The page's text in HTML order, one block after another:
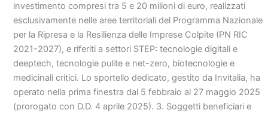
investimento compresi tra 5 e 20 milioni di euro, realizzati
esclusivamente nelle aree territoriali del Programma Nazionale
per la Ripresa e la Resilienza delle Imprese Colpite (PN RIC
2021-2027), e riferiti a settori STEP: tecnologie digitali e
deeptech, tecnologie pulite e net-zero, biotecnologie e
medicinali critici. Lo sportello dedicato, gestito da Invitalia, ha
operato nella prima finestra dal 5 febbraio al 27 maggio 2025
(prorogato con D.D. 4 aprile 2025). 3. Soggetti beneficiari e